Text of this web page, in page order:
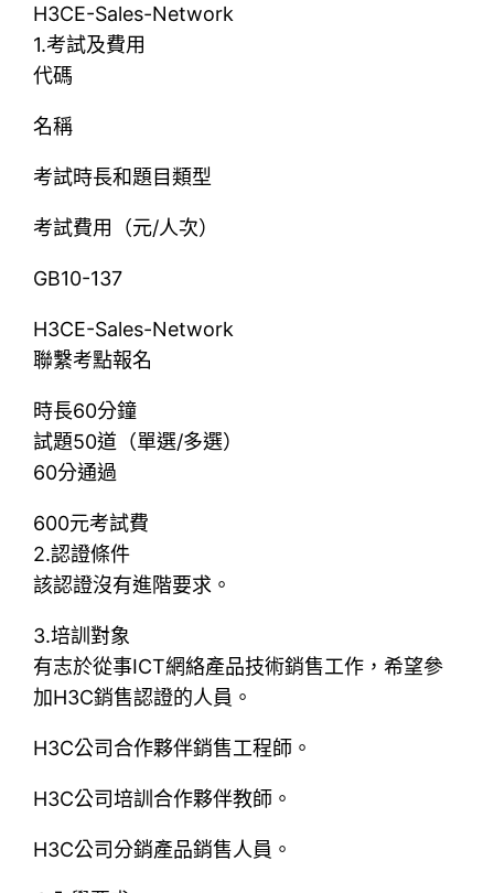
H3CE-Sales-Network
1.考試及費用
代碼
名稱
考試時長和題目類型
考試費用（元/人次）
GB10-137
H3CE-Sales-Network
聯繫考點報名
時長60分鐘
試題50道（單選/多選）
60分通過
600元考試費
2.認證條件
該認證沒有進階要求。
3.培訓對象
有志於從事ICT網絡產品技術銷售工作，希望參
加H3C銷售認證的人員。
H3C公司合作夥伴銷售工程師。
H3C公司培訓合作夥伴教師。
H3C公司分銷產品銷售人員。